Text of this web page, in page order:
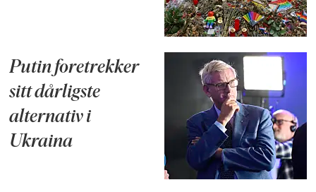
Putin foretrekker
sitt dårligste
alternativ i
Ukraina